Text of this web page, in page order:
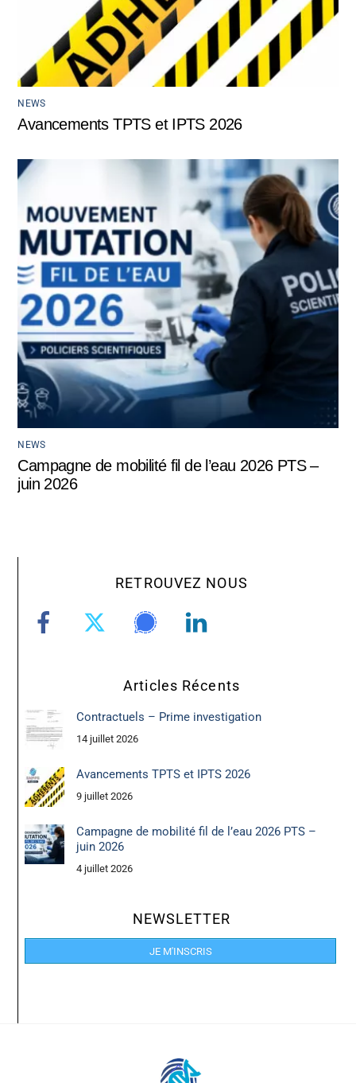
NEWS
Avancements TPTS et IPTS 2026
NEWS
Campagne de mobilité fil de l’eau 2026 PTS –
juin 2026
RETROUVEZ NOUS
Articles Récents
Contractuels – Prime investigation
14 juillet 2026
Avancements TPTS et IPTS 2026
9 juillet 2026
Campagne de mobilité fil de l’eau 2026 PTS –
juin 2026
4 juillet 2026
NEWSLETTER
JE M'INSCRIS
Back